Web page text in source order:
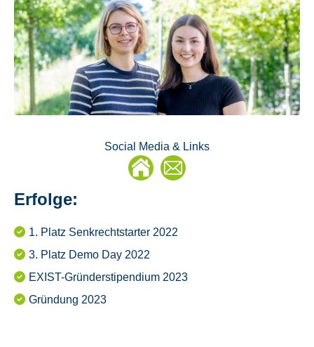
Social Media & Links
E-
Erfolge:
1. Platz Senkrechtstarter 2022
3. Platz Demo Day 2022
EXIST-Gründerstipendium 2023
Gründung 2023